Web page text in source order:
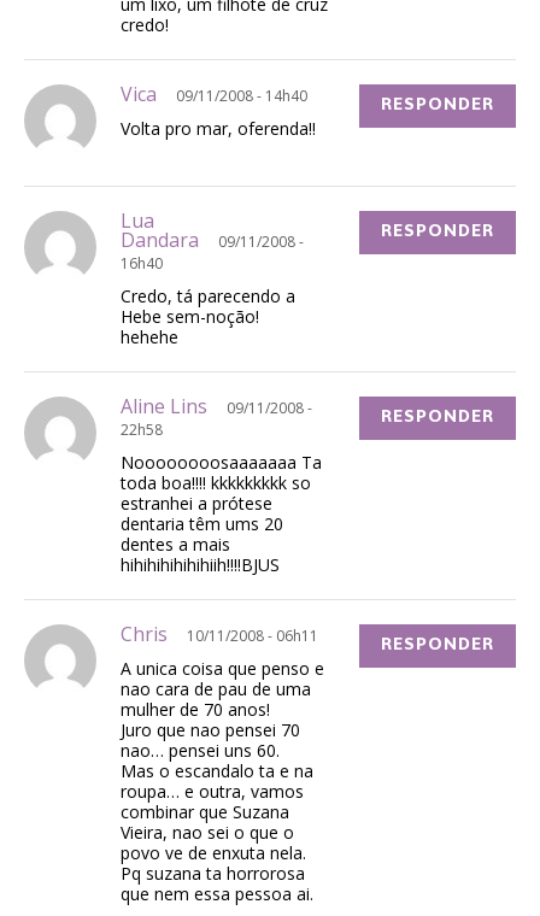
credo!
Vica 09/11/2008 - 14h40
Volta pro mar, oferenda!!
RESPONDER
Lua
Dandara
09/11/2008 -
16h40
Credo, tá parecendo a
Hebe sem-noção!
hehehe
RESPONDER
Aline Lins
09/11/2008 -
22h58
Noooooooosaaaaaaa Ta
toda boa!!!! kkkkkkkkk so
estranhei a prótese
dentaria têm ums 20
dentes a mais
hihihihihihihiih!!!!BJUS
RESPONDER
Chris 10/11/2008 - 06h11
A unica coisa que penso e
nao cara de pau de uma
mulher de 70 anos!
Juro que nao pensei 70
nao… pensei uns 60.
Mas o escandalo ta e na
roupa… e outra, vamos
combinar que Suzana
Vieira, nao sei o que o
povo ve de enxuta nela.
Pq suzana ta horrorosa
que nem essa pessoa ai.
RESPONDER